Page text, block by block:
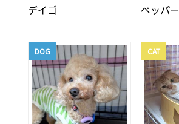
デイゴ ペッパー
DOG CAT